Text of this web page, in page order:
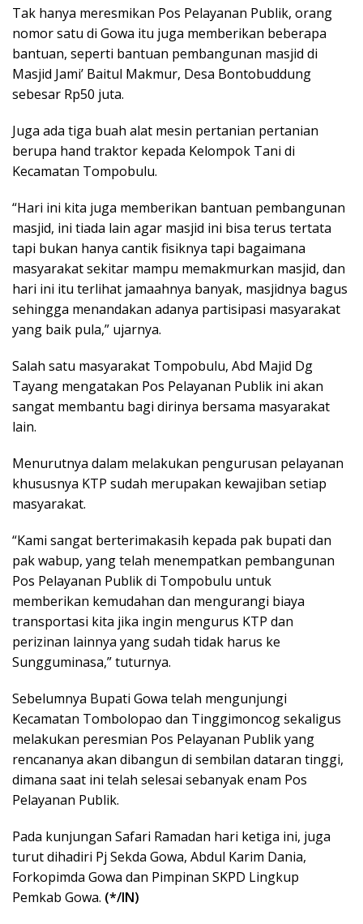
Tak hanya meresmikan Pos Pelayanan Publik, orang
nomor satu di Gowa itu juga memberikan beberapa
bantuan, seperti bantuan pembangunan masjid di
Masjid Jami’ Baitul Makmur, Desa Bontobuddung
sebesar Rp50 juta.
Juga ada tiga buah alat mesin pertanian pertanian
berupa hand traktor kepada Kelompok Tani di
Kecamatan Tompobulu.
“Hari ini kita juga memberikan bantuan pembangunan
masjid, ini tiada lain agar masjid ini bisa terus tertata
tapi bukan hanya cantik fisiknya tapi bagaimana
masyarakat sekitar mampu memakmurkan masjid, dan
hari ini itu terlihat jamaahnya banyak, masjidnya bagus
sehingga menandakan adanya partisipasi masyarakat
yang baik pula,” ujarnya.
Salah satu masyarakat Tompobulu, Abd Majid Dg
Tayang mengatakan Pos Pelayanan Publik ini akan
sangat membantu bagi dirinya bersama masyarakat
lain.
Menurutnya dalam melakukan pengurusan pelayanan
khususnya KTP sudah merupakan kewajiban setiap
masyarakat.
“Kami sangat berterimakasih kepada pak bupati dan
pak wabup, yang telah menempatkan pembangunan
Pos Pelayanan Publik di Tompobulu untuk
memberikan kemudahan dan mengurangi biaya
transportasi kita jika ingin mengurus KTP dan
perizinan lainnya yang sudah tidak harus ke
Sungguminasa,” tuturnya.
Sebelumnya Bupati Gowa telah mengunjungi
Kecamatan Tombolopao dan Tinggimoncog sekaligus
melakukan peresmian Pos Pelayanan Publik yang
rencananya akan dibangun di sembilan dataran tinggi,
dimana saat ini telah selesai sebanyak enam Pos
Pelayanan Publik.
Pada kunjungan Safari Ramadan hari ketiga ini, juga
turut dihadiri Pj Sekda Gowa, Abdul Karim Dania,
Forkopimda Gowa dan Pimpinan SKPD Lingkup
Pemkab Gowa. (*/IN)